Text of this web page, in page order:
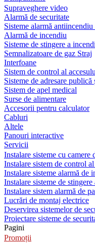
Supraveghere video
Alarmă de securitate
Sisteme alarmă antiincendiu
Alarmă de incendiu
Sisteme de stingere a
Semnalizatoare de gaz Straj
Interfoane
Sistem de control al
Sisteme de adresare
Sistem de apel medical
Surse de alimentare
Accesorii pentru calculator
Cabluri
Altele
Panouri interactive
Servicii
Instalare sisteme cu camere
Instalare sistem de control
Instalare sisteme alarmă de
Instalare sisteme de
Instalare sistem alarmă de
Lucrări de montaj electrice
Deservirea sistemelor de
Proiectare sisteme de
Pagini
Promoții